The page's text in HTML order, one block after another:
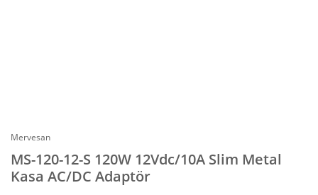
Mervesan
MS-120-12-S 120W 12Vdc/10A Slim Metal
Kasa AC/DC Adaptör